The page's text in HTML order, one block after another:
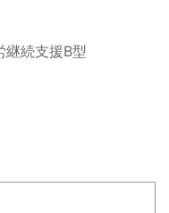
継続支援B型